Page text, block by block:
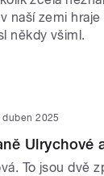
naší zemi
někdy všiml.
duben 2025
Ulrychové
To jsou dvě